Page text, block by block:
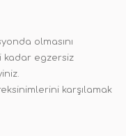
olmasını
kadar egzersiz
karşılamak